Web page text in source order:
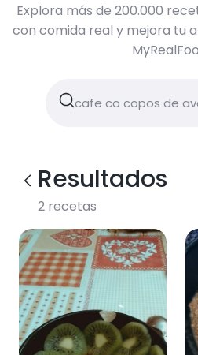
Explora más de 200.000
con comida real y mejora tu
Resultados
2 recetas